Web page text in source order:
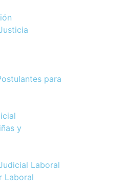
para
y
Laboral
Laboral